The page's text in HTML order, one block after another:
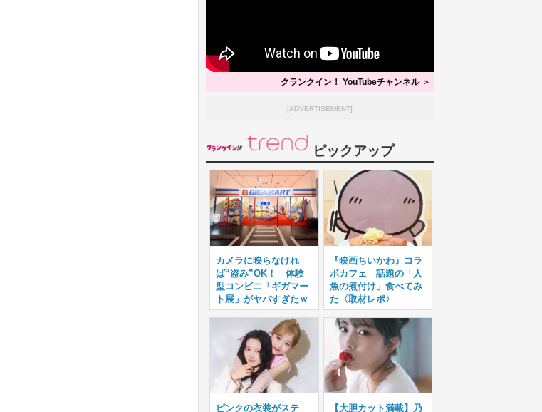
クランクイン！ YouTubeチャンネル ＞
[ADVERTISEMENT]
ピックアップ
カメラに映らなけれ
ば“盗み”OK！ 体験
型コンビニ「ギガマー
ト展」がヤバすぎたｗ
『映画ちいかわ』コラ
ボカフェ 話題の「人
魚の煮付け」食べてみ
た〈取材レポ〉
ピンクの衣装がステ 【大胆カット満載】乃